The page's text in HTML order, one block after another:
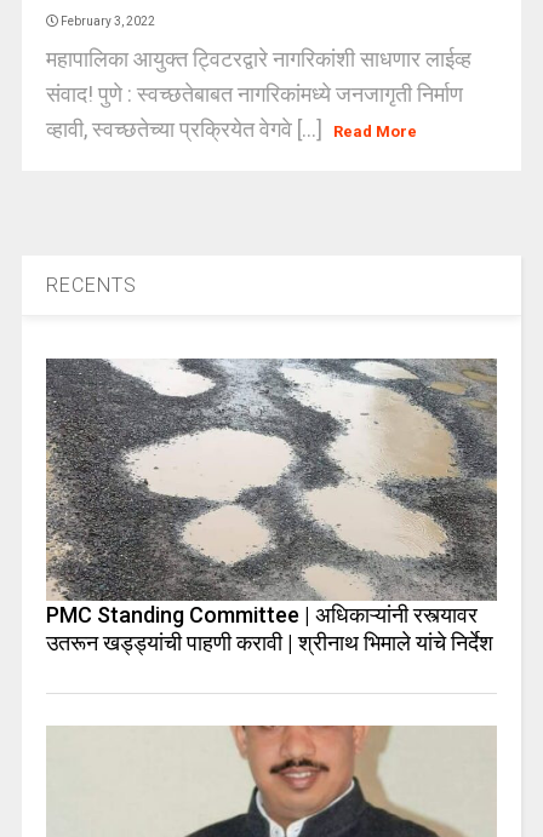
February 3, 2022
महापालिका आयुक्त ट्विटरद्वारे नागरिकांशी साधणार लाईव्ह
संवाद! पुणे : स्वच्छतेबाबत नागरिकांमध्ये जनजागृती निर्माण
व्हावी, स्वच्छतेच्या प्रक्रियेत वेगवे [...]
Read More
RECENTS
PMC Standing Committee | अधिकाऱ्यांनी रस्त्यावर
उतरून खड्ड्यांची पाहणी करावी | श्रीनाथ भिमाले यांचे निर्देश